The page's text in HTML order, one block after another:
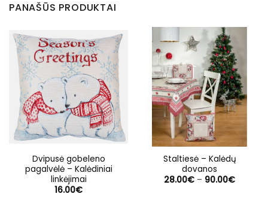
PANAŠŪS PRODUKTAI
Dvipusė gobeleno
pagalvėlė – Kalėdiniai
linkėjimai
16.00€
Staltiesė – Kalėdų
dovanos
28.00€ – 90.00€Price